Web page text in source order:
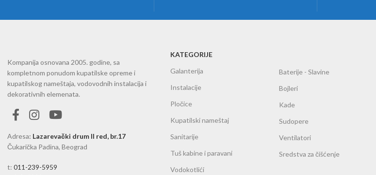
Kompanija osnovana 2005. godine, sa
kompletnom ponudom kupatilske opreme i
kupatilskog nameštaja, vodovodnih instalacija i
dekorativnih elemenata.
Adresa: Lazarevački drum II red, br.17
Čukarička Padina, Beograd
t: 011-239-5959
KATEGORIJE
Galanterija
Instalacije
Pločice
Kupatilski nameštaj
Sanitarije
Tuš kabine i paravani
Vodokotlići
Baterije - Slavine
Bojleri
Kade
Sudopere
Ventilatori
Sredstva za čišćenje